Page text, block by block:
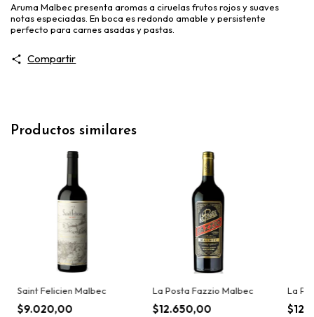
Aruma Malbec presenta aromas a ciruelas frutos rojos y suaves
notas especiadas. En boca es redondo amable y persistente
perfecto para carnes asadas y pastas.
Compartir
Productos similares
Saint Felicien Malbec
$9.020,00
La Posta Fazzio Malbec
$12.650,00
La